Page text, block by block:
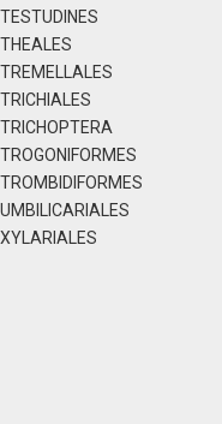
TESTUDINES
THEALES
TREMELLALES
TRICHIALES
TRICHOPTERA
TROGONIFORMES
TROMBIDIFORMES
UMBILICARIALES
XYLARIALES